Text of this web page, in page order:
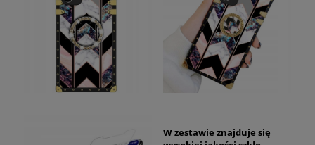
W zestawie znajduje się